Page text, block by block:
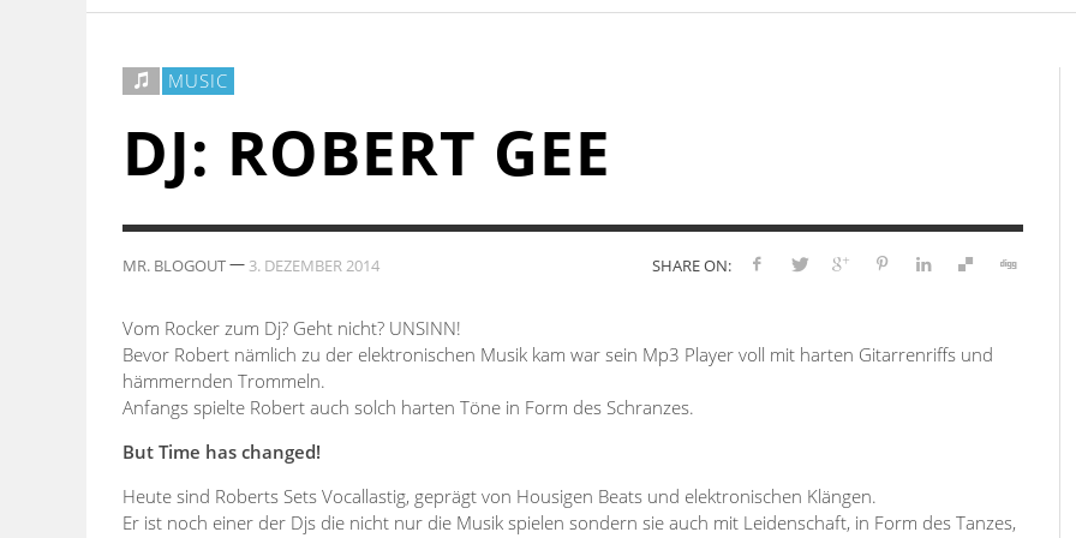
MUSIC
DJ: ROBERT GEE
SHARE ON:
MR. BLOGOUT— 3. DEZEMBER 2014
Vom Rocker zum Dj? Geht nicht? UNSINN!
Bevor Robert nämlich zu der elektronischen Musik kam war sein Mp3 Player voll mit harten Gitarrenriffs und
hämmernden Trommeln.
Anfangs spielte Robert auch solch harten Töne in Form des Schranzes.
But Time has changed!
Heute sind Roberts Sets Vocallastig, geprägt von Housigen Beats und elektronischen Klängen.
Er ist noch einer der Djs die nicht nur die Musik spielen sondern sie auch mit Leidenschaft, in Form des Tanzes,